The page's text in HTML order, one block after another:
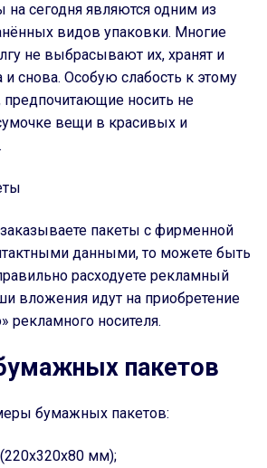
сегодня являются одним из
видов упаковки. Многие
не выбрасывают их, хранят и
и снова. Особую слабость к этому
носить не
вещи в красивых и
пакеты с фирменной
данными, то можете быть
расходуете рекламный
вложения идут на приобретение
рекламного носителя.
пакетов
бумажных пакетов:
мм);